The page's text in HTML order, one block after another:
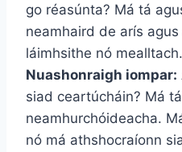
go réasúnta? Má tá
neamhaird de arís
láimhsithe nó mealltach.
Nuashonraigh iompar:
siad ceartúcháin? Má
neamhurchóideacha.
nó má athshocraíonn